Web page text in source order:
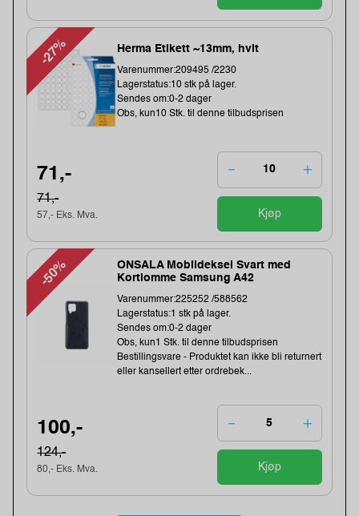
-27% Herma Etikett ~13mm, hvit
Varenummer:209495 /2230
Lagerstatus:10 stk på lager.
Sendes om:0-2 dager
Obs, kun10 Stk. til denne tilbudsprisen
71,-
71,-
57,- Eks. Mva. Kjøp
-50%
ONSALA Mobildeksel Svart med
Kortlomme Samsung A42
Varenummer:225252 /588562
Lagerstatus:1 stk på lager.
Sendes om:0-2 dager
Obs, kun1 Stk. til denne tilbudsprisen
Bestillingsvare - Produktet kan ikke bli returnert
eller kansellert etter ordrebek...
100,-
124,-
80,- Eks. Mva. Kjøp